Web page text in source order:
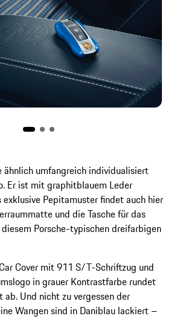
ähnlich umfangreich individualisiert
Er ist mit graphitblauem Leder
Pepitamuster findet auch hier
und die Tasche für das
Porsche-typischen dreifarbigen
Cover mit 911 S/T-Schriftzug und
in grauer Kontrastfarbe rundet
Und nicht zu vergessen der
Wangen sind in Daniblau lackiert –